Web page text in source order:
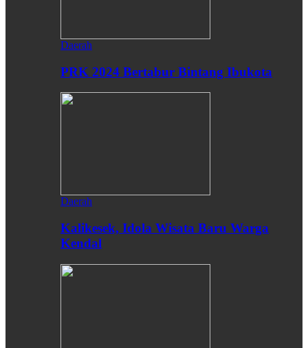
Daerah
PRK 2024 Bertabur Bintang Ibukota
Daerah
Kalikesek, Idola Wisata Baru Warga
Kendal